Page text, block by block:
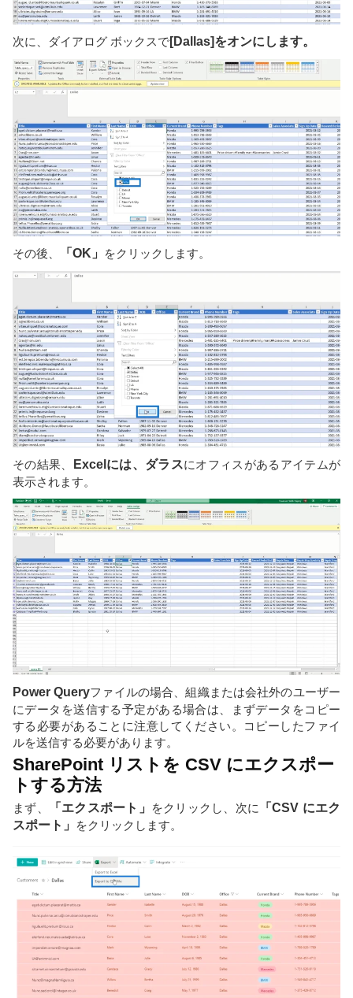
次に、ダイアログ ボックスで[Dallas]をオンにします。
その後、 「OK」 をクリックします。
その結果、 Excelには、 ダラスにオフィスがあるアイテムが
表示されます。
Power Queryファイルの場合、組織または会社外のユーザー
にデータを送信する予定がある場合は、まずデータをコピー
する必要があることに注意してください。コピーしたファイ
ルを送信する必要があります。
SharePoint リストを CSV にエクスポー
トする方法
まず、 「エクスポート」 をクリックし、次に
「CSV にエク
スポート」
をクリックします。